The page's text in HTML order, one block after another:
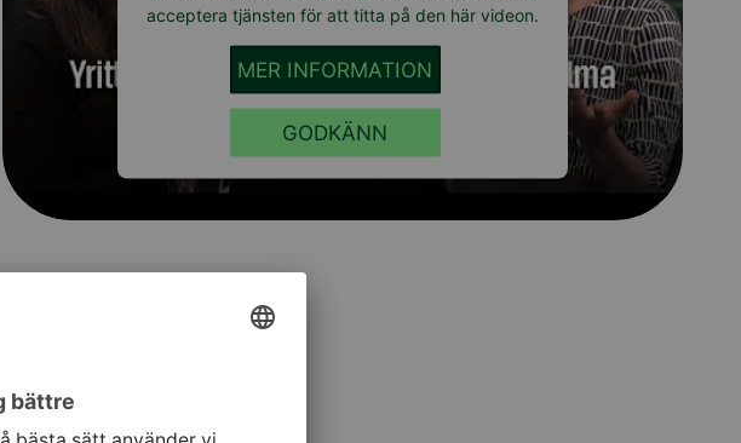
acceptera tjänsten för att titta på den här videon.
MER INFORMATION
GODKÄNN